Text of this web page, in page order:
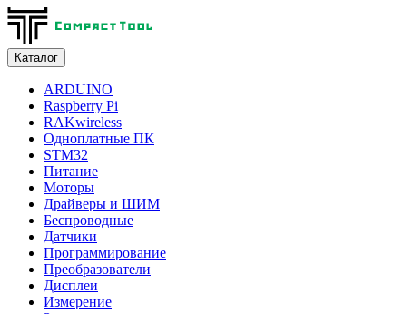
Каталог
ARDUINO
Raspberry Pi
RAKwireless
Одноплатные ПК
STM32
Питание
Моторы
Драйверы и ШИМ
Беспроводные
Датчики
Программирование
Преобразователи
Дисплеи
Измерение